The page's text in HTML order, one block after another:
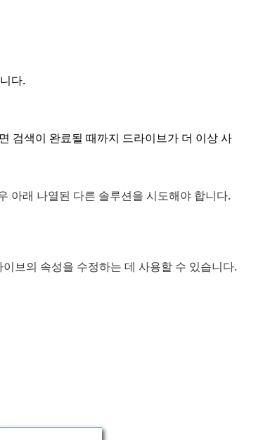
다.
검색이 완료될 때까지 드라이브가 더 이상 사
아래 나열된 다른 솔루션을 시도해야 합니다.
브의 속성을 수정하는 데 사용할 수 있습니다.